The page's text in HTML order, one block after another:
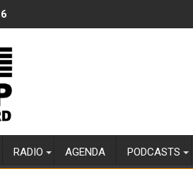
RADIO AGENDA PODCASTS